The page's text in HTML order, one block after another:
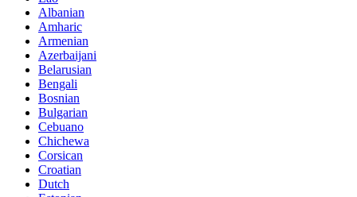
Albanian
Amharic
Armenian
Azerbaijani
Belarusian
Bengali
Bosnian
Bulgarian
Cebuano
Chichewa
Corsican
Croatian
Dutch